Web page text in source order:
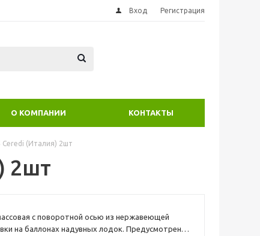
Вход Регистрация
О КОМПАНИИ КОНТАКТЫ
(Италия) 2шт
2шт
с поворотной осью из нержавеющей
на баллонах надувных лодок. Предусмотрена